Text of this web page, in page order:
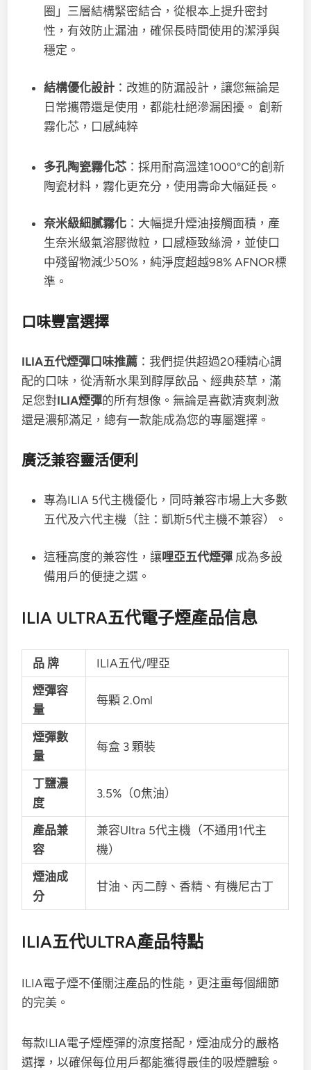
圈」三層結構緊密結合，從根本上提升密封
性，有效防止漏油，確保長時間使用的潔淨與
穩定。
結構優化設計 ：改進的防漏設計，讓您無論是
日常攜帶還是使用，都能杜絕滲漏困擾。 創新
霧化芯，口感純粹
多孔陶瓷霧化芯 ：採用耐高溫達1000°C的創新
陶瓷材料，霧化更充分，使用壽命大幅延長。
奈米級細膩霧化 ：大幅提升煙油接觸面積，產
生奈米級氣溶膠微粒，口感極致絲滑，並使口
中殘留物減少50%，純淨度超越98% AFNOR標
準。
口味豐富選擇
ILIA五代煙彈口味推薦 ：我們提供超過20種精心調
配的口味，從清新水果到醇厚飲品、經典菸草，滿
足您對ILIA煙彈的所有想像。無論是喜歡清爽刺激
還是濃郁滿足，總有一款能成為您的專屬選擇。
廣泛兼容靈活便利
專為ILIA 5代主機優化，同時兼容市場上大多數
五代及六代主機（註：凱斯5代主機不兼容）。
這種高度的兼容性，讓哩亞五代煙彈 成為多設
備用戶的便捷之選。
ILIA ULTRA五代電子煙產品信息
品 牌
ILIA五代/哩亞
煙彈容
量
每顆 2.0ml
煙彈數
量
每盒 3 顆裝
丁鹽濃
度
3.5%（0焦油）
產品兼
容
兼容Ultra 5代主機（不通用1代主
機）
煙油成
分
甘油、丙二醇、香精、有機尼古丁
ILIA五代ULTRA產品特點
ILIA電子煙不僅關注產品的性能，更注重每個細節
的完美。
每款ILIA電子煙煙彈的涼度搭配，煙油成分的嚴格
選擇，以確保每位用戶都能獲得最佳的吸煙體驗。